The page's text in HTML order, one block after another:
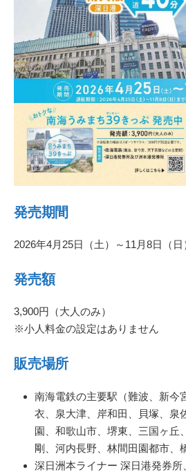
発売期間
2026年4月25日（土）～11月8日（日
発売額
3,900円（大人のみ）
※小人料金の設定はありません
販売場所
南海電鉄の主要駅（難波、新今
衣、泉大津、岸和田、貝塚、泉
園、和歌山市、堺東、三国ヶ丘
剛、河内長野、林間田園都市、
深日洲本ライナー 深日港発券